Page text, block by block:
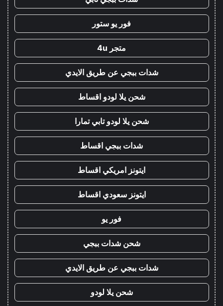
فور يو ستور
متجر 4u
شدات ببجي عن طريق الايدي
شحن يلا لودو اقساط
شحن يلا لودو تابي تمارا
شدات ببجي اقساط
ايتونز امريكي اقساط
ايتونز سعودي اقساط
فور يو
شحن شدات ببجي
شدات ببجي عن طريق الايدي
شحن يلا لودو